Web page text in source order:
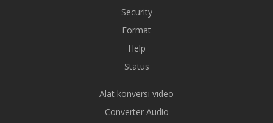
Security
Format
Help
Status
Alat konversi video
Converter Audio